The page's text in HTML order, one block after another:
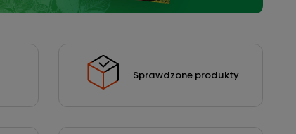
Sprawdzone produkty